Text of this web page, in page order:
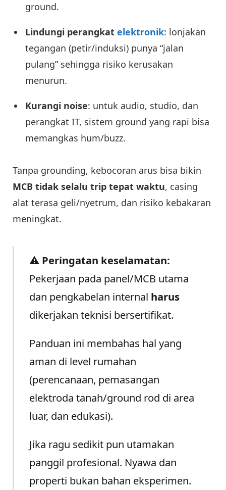
ground.
Lindungi perangkat elektronik: lonjakan
tegangan (petir/induksi) punya “jalan
pulang” sehingga risiko kerusakan
menurun.
Kurangi noise: untuk audio, studio, dan
perangkat IT, sistem ground yang rapi bisa
memangkas hum/buzz.
Tanpa grounding, kebocoran arus bisa bikin
MCB tidak selalu trip tepat waktu, casing
alat terasa geli/nyetrum, dan risiko kebakaran
meningkat.
⚠️ Peringatan keselamatan:
Pekerjaan pada panel/MCB utama
dan pengkabelan internal harus
dikerjakan teknisi bersertifikat.
Panduan ini membahas hal yang
aman di level rumahan
(perencanaan, pemasangan
elektroda tanah/ground rod di area
luar, dan edukasi).
Jika ragu sedikit pun utamakan
panggil profesional. Nyawa dan
properti bukan bahan eksperimen.